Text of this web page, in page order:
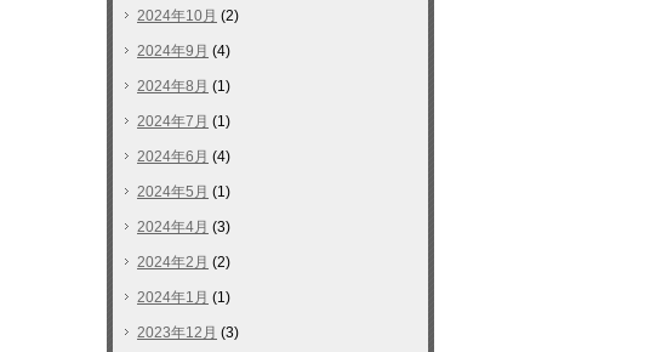
2024年10月 (2)
2024年9月 (4)
2024年8月 (1)
2024年7月 (1)
2024年6月 (4)
2024年5月 (1)
2024年4月 (3)
2024年2月 (2)
2024年1月 (1)
2023年12月 (3)